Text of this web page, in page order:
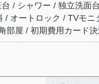
/ シャワー / 独立洗面
/ オートロック / TVモ
部屋 / 初期費用カード